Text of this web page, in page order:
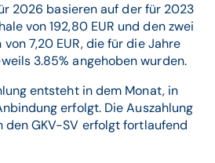
2026 basieren auf der für 2023
von 192,80 EUR und den zwei
7,20 EUR, die für die Jahre
3.85% angehoben wurden.
entsteht in dem Monat, in
erfolgt. Die Auszahlung
den GKV-SV erfolgt fortlaufend